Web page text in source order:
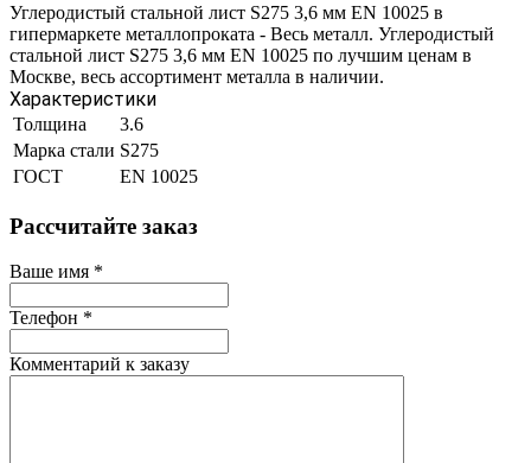
Углеродистый стальной лист S275 3,6 мм EN 10025 в
гипермаркете металлопроката - Весь металл. Углеродистый
стальной лист S275 3,6 мм EN 10025 по лучшим ценам в
Москве, весь ассортимент металла в наличии.
Характеристики
Толщина
3.6
Марка стали S275
ГОСТ
EN 10025
Рассчитайте заказ
Ваше имя *
Телефон *
Комментарий к заказу